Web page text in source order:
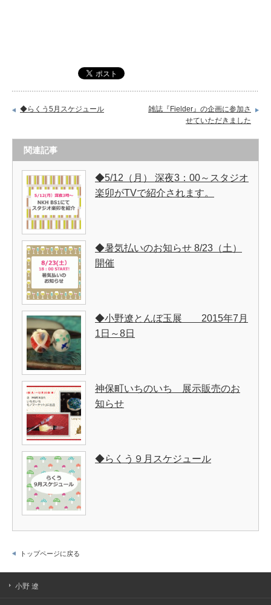
◆らくう5月スケジュール
雑誌『Fielder』の企画に参加さ
せていただきました
関連記事
◆5/12（月） 深夜3：00～スタジオ
楽卯がTVで紹介されます。
◆暑気払いのお知らせ 8/23（土）
開催
◆小野遼とんぼ玉展 2015年7月
1日～8日
神保町いちのいち 展示販売のお
知らせ
◆らくう９月スケジュール
トップページに戻る
小野 遼